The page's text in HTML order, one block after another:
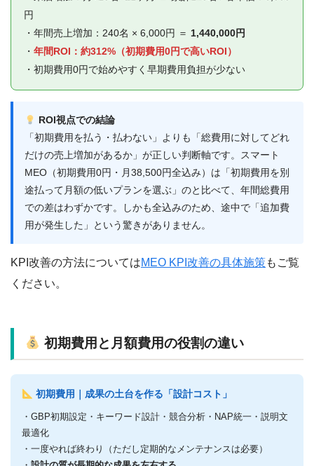
円
・年間売上増加：240名 × 6,000円 ＝ 1,440,000円
・ 年間ROI：約312%（初期費用0円で高いROI）
・初期費用0円で始めやすく早期費用負担が少ない
ROI視点での結論
「初期費用を払う・払わない」よりも「総費用に対してどれ
だけの売上増加があるか」が正しい判断軸です。スマート
MEO（初期費用0円・月38,500円全込み）は「初期費用を別
途払って月額の低いプランを選ぶ」のと比べて、年間総費用
での差はわずかです。しかも全込みのため、途中で「追加費
用が発生した」という驚きがありません。
KPI改善の方法についてはMEO KPI改善の具体施策 もご覧
ください。
初期費用と月額費用の役割の違い
初期費用｜成果の土台を作る「設計コスト」
・GBP初期設定・キーワード設計・競合分析・NAP統一・説明文
最適化
・一度やれば終わり（ただし定期的なメンテナンスは必要）